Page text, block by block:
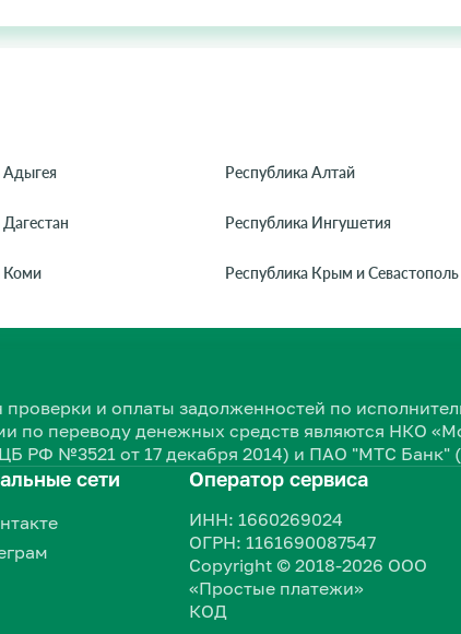
Адыгея Республика Алтай
Республика Ингушетия
Коми Республика Крым и Севастополь
и оплаты задолженностей по
по переводу денежных средств являются НКО
РФ №3521 от 17 декабря 2014) и ПАО "МТС
сети Оператор сервиса
ИНН: 1660269024
ОГРН: 1161690087547
Copyright © 2018-2026 ООО
«Простые платежи»
КОД